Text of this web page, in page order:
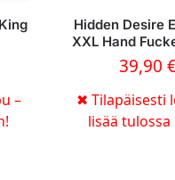
–
Hidden Desire
XXL Hand
39,90
✖ Tilapäisesti
lisää tulossa